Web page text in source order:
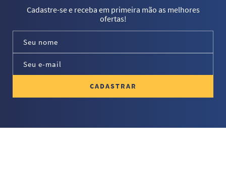
Cadastre-se e receba em primeira mão as melhores
ofertas!
CADASTRAR